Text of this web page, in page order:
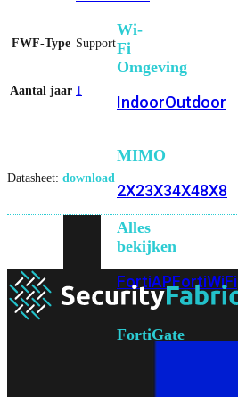
Wi-
Fi
Omgeving
IndoorOutdoor
MIMO
2X23X34X48X8
Alles
bekijken
FortiAPFortiWiFi
FortiGate
FWF-Type Support
Aantal jaar 1
Datasheet: download